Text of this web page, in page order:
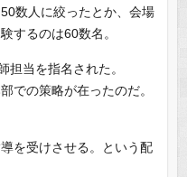
数人に絞ったとか、会場
するのは60数名。
担当を指名された。
での策略が在ったのだ。
を受けさせる。という配